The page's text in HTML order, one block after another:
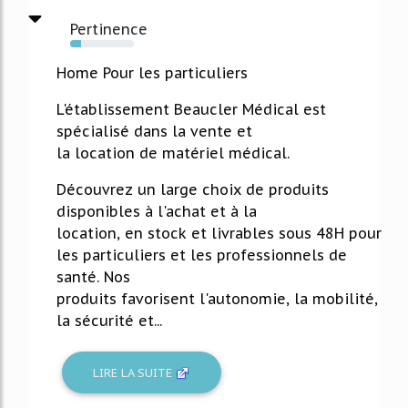
Pertinence
17%
Home Pour les particuliers
L'établissement Beaucler Médical est
spécialisé dans la vente et
la location de matériel médical.
Découvrez un large choix de produits
disponibles à l'achat et à la
location, en stock et livrables sous 48H pour
les particuliers et les professionnels de
santé. Nos
produits favorisent l'autonomie, la mobilité,
la sécurité et...
LIRE LA SUITE